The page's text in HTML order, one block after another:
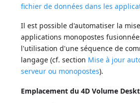
fichier de données dans les
Il est possible d'automatiser la
applications monopostes
l'utilisation d'une séquence de
langage (cf. section Mise à jour
serveur ou monopostes).
Emplacement du 4D Volume